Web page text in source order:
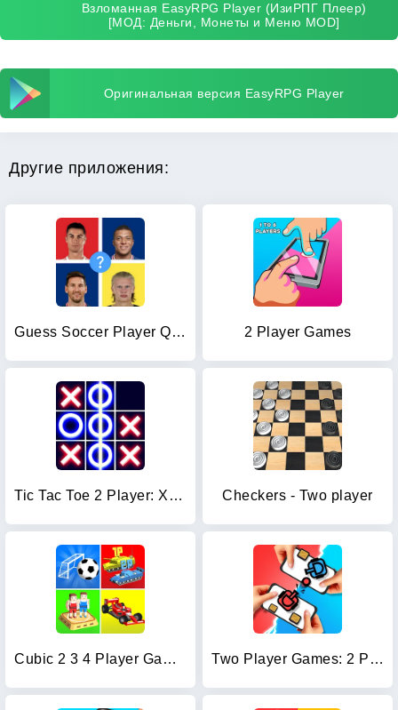
Взломанная EasyRPG Player (ИзиРПГ Плеер)
[МОД: Деньги, Монеты и Меню MOD]
Оригинальная версия EasyRPG Player
Другие приложения:
Guess Soccer Player Quiz 2 Player Games
Tic Tac Toe 2 Player: XOXO Checkers - Two player
Cubic 2 3 4 Player Games Two Player Games: 2 Player Joy